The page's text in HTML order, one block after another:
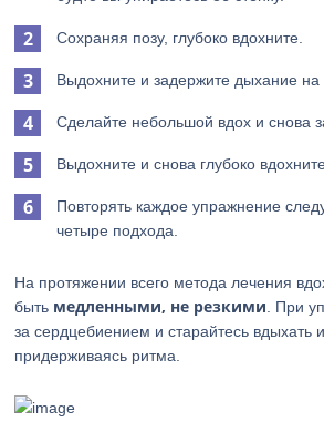
Сохраняя позу, глубоко вдохните.
Выдохните и задержите дыхание на
Сделайте небольшой вдох и снова
Выдохните и снова глубоко
Повторять каждое упражнение
четыре подхода.
На протяжении всего метода лечения
быть медленными, не резкими . При
за сердцебиением и старайтесь вдыхать
придерживаясь ритма.